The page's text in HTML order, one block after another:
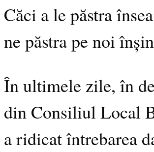
Căci a le păstra
ne păstra pe noi
În ultimele zile, în
din Consiliul Local
a ridicat întrebarea